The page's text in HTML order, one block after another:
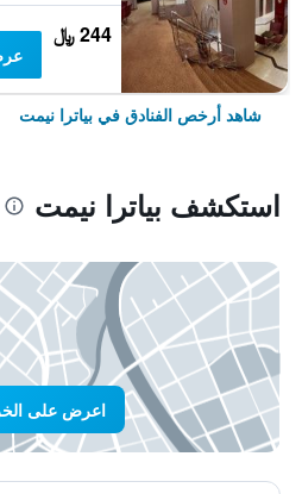
244 ﷼
شاهد أرخص الفنادق في بياترا نيمت
استكشف بياترا نيمت
اعرض على